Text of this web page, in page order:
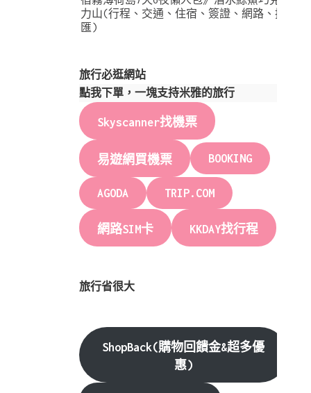
力山(行程、交通、住宿、簽證、網路、換
匯)
旅行必逛網站
點我下單，一塊支持米雅的旅行
Skyscanner找機票
易遊網買機票 BOOKING
AGODA TRIP.COM
網路SIM卡 KKDAY找行程
旅行省很大
ShopBack(購物回饋金&超多優
惠)